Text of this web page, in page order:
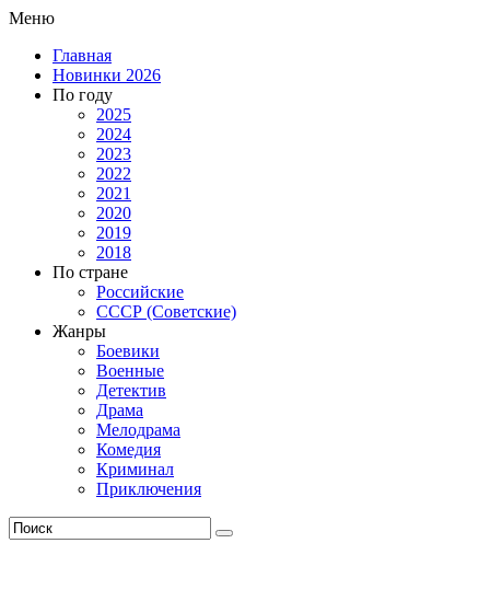
Меню
Главная
Новинки 2026
По году
2025
2024
2023
2022
2021
2020
2019
2018
По стране
Российские
СССР (Советские)
Жанры
Боевики
Военные
Детектив
Драма
Мелодрама
Комедия
Криминал
Приключения